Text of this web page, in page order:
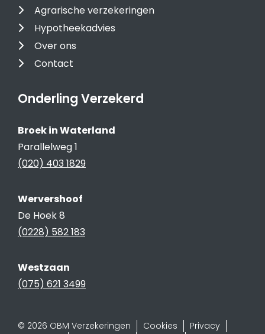
Agrarische verzekeringen
Hypotheekadvies
Over ons
Contact
Onderling Verzekerd
Broek in Waterland
Parallelweg 1
(020) 403 1829
Wervershoof
De Hoek 8
(0228) 582 183
Westzaan
(075) 621 3499
© 2026 OBM Verzekeringen Cookies
Privacy